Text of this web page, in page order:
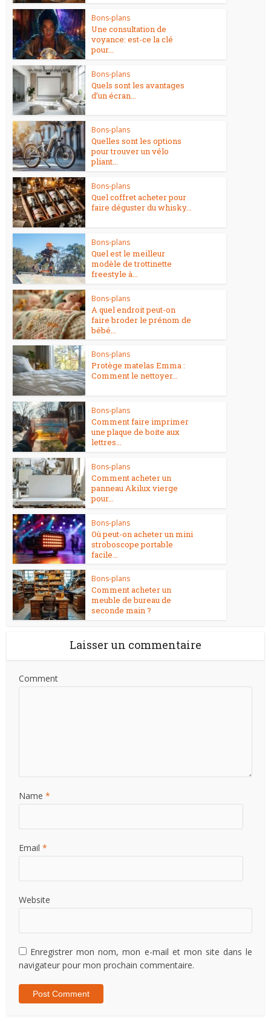
Bons-plans
Une consultation de
voyance: est-ce la clé
pour...
Bons-plans
Quels sont les avantages
d’un écran...
Bons-plans
Quelles sont les options
pour trouver un vélo
pliant...
Bons-plans
Quel coffret acheter pour
faire déguster du whisky...
Bons-plans
Quel est le meilleur
modèle de trottinette
freestyle à...
Bons-plans
A quel endroit peut-on
faire broder le prénom de
bébé...
Bons-plans
Protège matelas Emma :
Comment le nettoyer...
Bons-plans
Comment faire imprimer
une plaque de boite aux
lettres...
Bons-plans
Comment acheter un
panneau Akilux vierge
pour...
Bons-plans
Où peut-on acheter un mini
stroboscope portable
facile...
Bons-plans
Comment acheter un
meuble de bureau de
seconde main ?
Laisser un commentaire
Comment
Name *
Email *
Website
Enregistrer mon nom, mon e-mail et mon site dans le
navigateur pour mon prochain commentaire.